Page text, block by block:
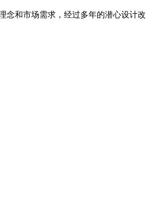
念和市场需求，经过多年的潜心设计改